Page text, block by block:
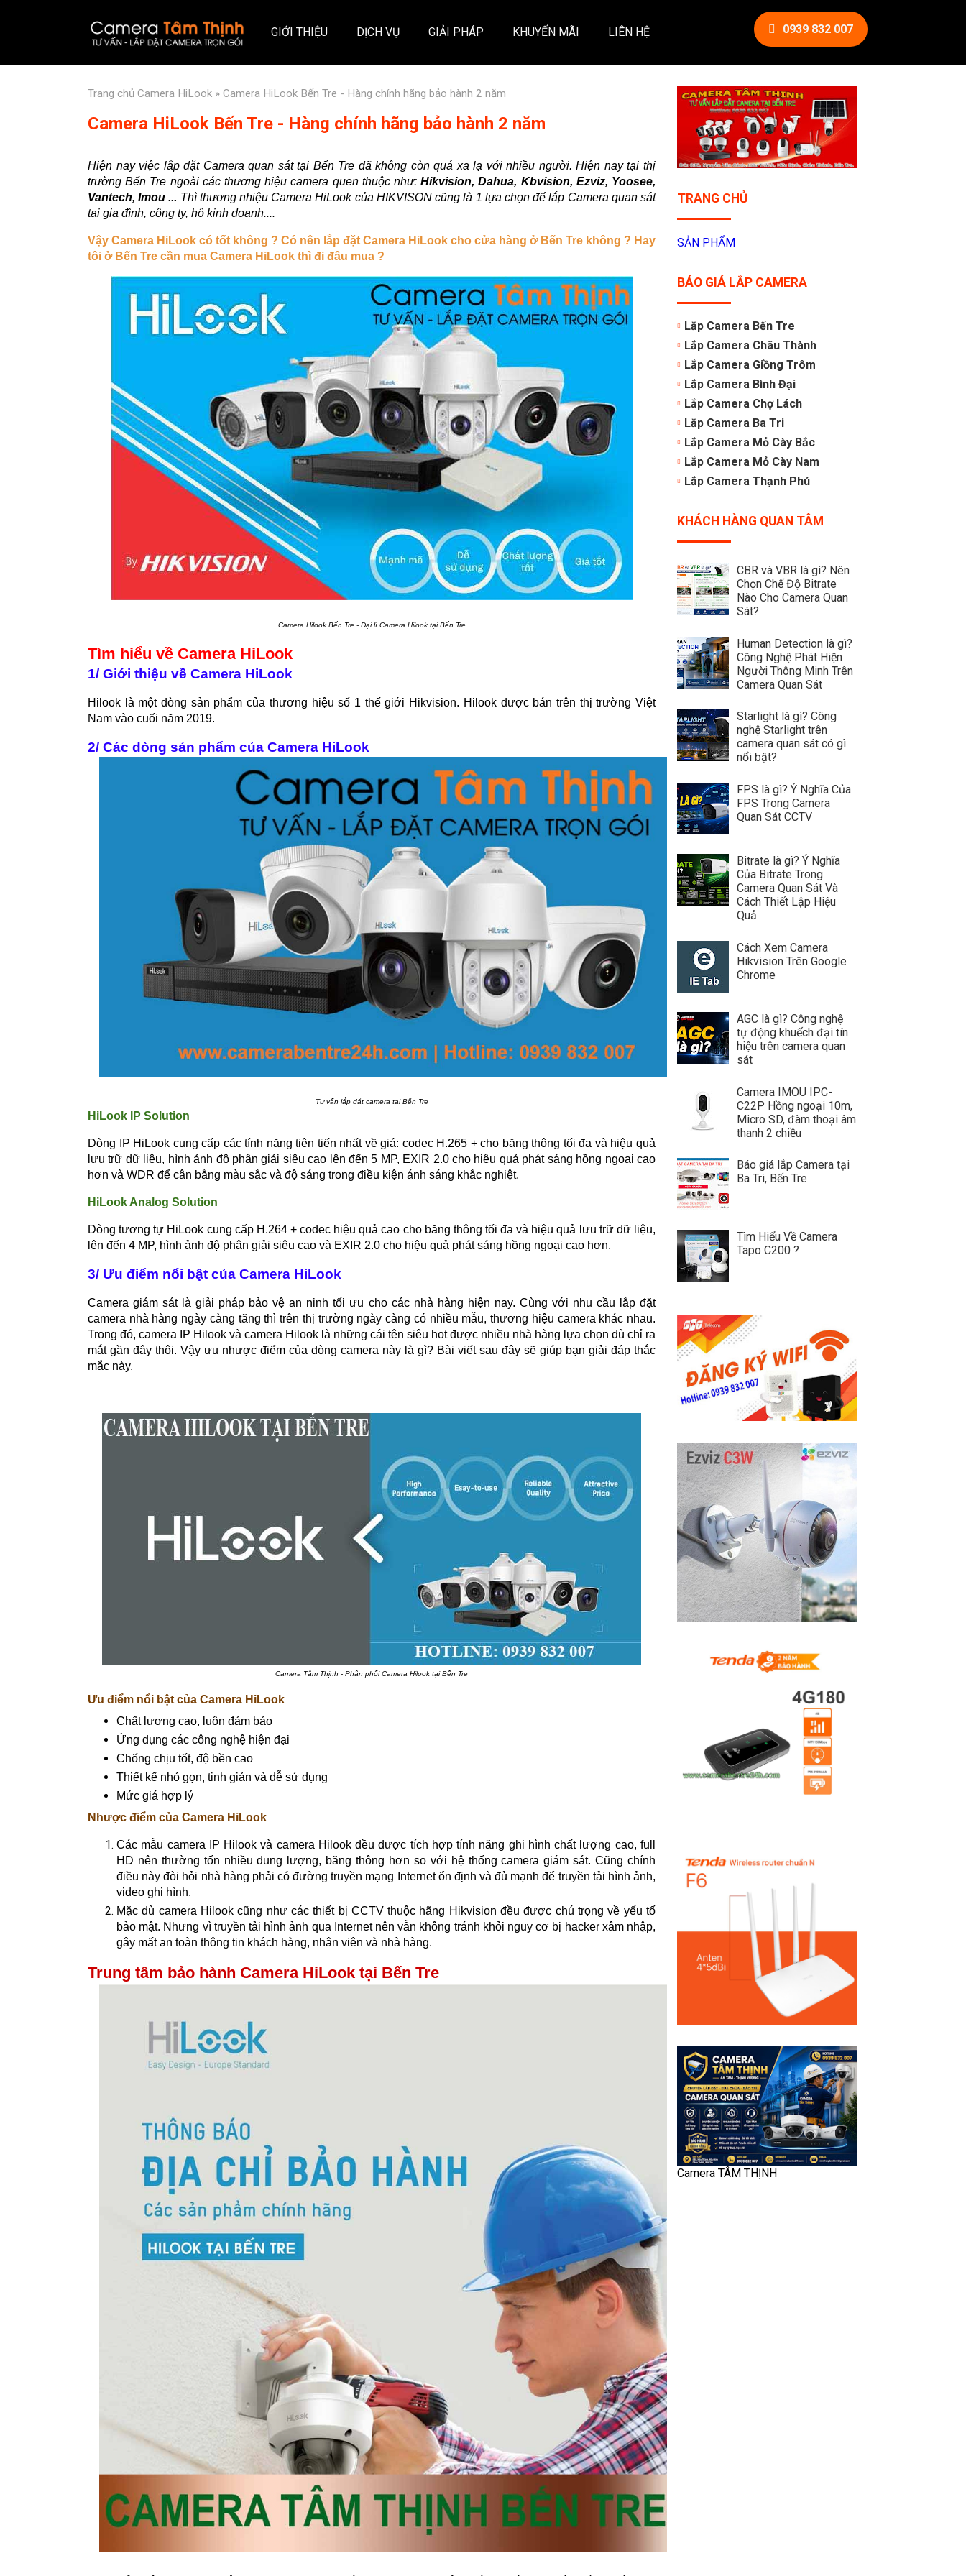
GIỚI THIỆU DỊCH VỤ GIẢI PHÁP KHUYẾN MÃI LIÊN HỆ 0939 832 007
Trang chủ Camera HiLook » Camera HiLook Bến Tre - Hàng chính hãng bảo hành 2 năm
Camera HiLook Bến Tre - Hàng chính hãng bảo hành 2 năm
Hiện nay việc lắp đặt Camera quan sát tại Bến Tre đã không còn quá xa lạ với nhiều người. Hiện nay tại thị
trường Bến Tre ngoài các thương hiệu camera quen thuộc như: Hikvision, Dahua, Kbvision, Ezviz, Yoosee,
Vantech, Imou ... Thì thương nhiệu Camera HiLook của HIKVISON cũng là 1 lựa chọn để lắp Camera quan sát
tại gia đình, công ty, hộ kinh doanh....
Vậy Camera HiLook có tốt không ? Có nên lắp đặt Camera HiLook cho cửa hàng ở Bến Tre không ? Hay
tôi ở Bến Tre cần mua Camera HiLook thì đi đâu mua ?
Camera Hilook Bến Tre - Đại lí Camera Hilook tại Bến Tre
Tìm hiểu về Camera HiLook
1/ Giới thiệu về Camera HiLook
Hilook là một dòng sản phẩm của thương hiệu số 1 thế giới Hikvision. Hilook được bán trên thị trường Việt
Nam vào cuối năm 2019.
2/ Các dòng sản phẩm của Camera HiLook
Tư vấn lắp đặt camera tại Bến Tre
HiLook IP Solution
Dòng IP HiLook cung cấp các tính năng tiên tiến nhất về giá: codec H.265 + cho băng thông tối đa và hiệu quả
lưu trữ dữ liệu, hình ảnh độ phân giải siêu cao lên đến 5 MP, EXIR 2.0 cho hiệu quả phát sáng hồng ngoại cao
hơn và WDR để cân bằng màu sắc và độ sáng trong điều kiện ánh sáng khắc nghiệt.
HiLook Analog Solution
Dòng tương tự HiLook cung cấp H.264 + codec hiệu quả cao cho băng thông tối đa và hiệu quả lưu trữ dữ liệu,
lên đến 4 MP, hình ảnh độ phân giải siêu cao và EXIR 2.0 cho hiệu quả phát sáng hồng ngoại cao hơn.
3/ Ưu điểm nổi bật của Camera HiLook
Camera giám sát là giải pháp bảo vệ an ninh tối ưu cho các nhà hàng hiện nay. Cùng với nhu cầu lắp đặt
camera nhà hàng ngày càng tăng thì trên thị trường ngày càng có nhiều mẫu, thương hiệu camera khác nhau.
Trong đó, camera IP Hilook và camera Hilook là những cái tên siêu hot được nhiều nhà hàng lựa chọn dù chỉ ra
mắt gần đây thôi. Vậy ưu nhược điểm của dòng camera này là gì? Bài viết sau đây sẽ giúp bạn giải đáp thắc
mắc này.
Camera Tâm Thịnh - Phân phối Camera Hilook tại Bến Tre
Ưu điểm nổi bật của Camera HiLook
Chất lượng cao, luôn đảm bảo
Ứng dụng các công nghệ hiện đại
Chống chịu tốt, độ bền cao
Thiết kế nhỏ gọn, tinh giản và dễ sử dụng
Mức giá hợp lý
Nhược điểm của Camera HiLook
Các mẫu camera IP Hilook và camera Hilook đều được tích hợp tính năng ghi hình chất lượng cao, full
HD nên thường tốn nhiều dung lượng, băng thông hơn so với hệ thống camera giám sát. Cũng chính
điều này đòi hỏi nhà hàng phải có đường truyền mạng Internet ổn định và đủ mạnh để truyền tải hình ảnh,
video ghi hình.
Mặc dù camera Hilook cũng như các thiết bị CCTV thuộc hãng Hikvision đều được chú trọng về yếu tố
bảo mật. Nhưng vì truyền tải hình ảnh qua Internet nên vẫn không tránh khỏi nguy cơ bị hacker xâm nhập,
gây mất an toàn thông tin khách hàng, nhân viên và nhà hàng.
Trung tâm bảo hành Camera HiLook tại Bến Tre
TRANG CHỦ
SẢN PHẨM
BÁO GIÁ LẮP CAMERA
Lắp Camera Bến Tre
Lắp Camera Châu Thành
Lắp Camera Giồng Trôm
Lắp Camera Bình Đại
Lắp Camera Chợ Lách
Lắp Camera Ba Tri
Lắp Camera Mỏ Cày Bắc
Lắp Camera Mỏ Cày Nam
Lắp Camera Thạnh Phú
KHÁCH HÀNG QUAN TÂM
CBR và VBR là gì? Nên
Chọn Chế Độ Bitrate
Nào Cho Camera Quan
Sát?
Human Detection là gì?
Công Nghệ Phát Hiện
Người Thông Minh Trên
Camera Quan Sát
Starlight là gì? Công
nghệ Starlight trên
camera quan sát có gì
nổi bật?
FPS là gì? Ý Nghĩa Của
FPS Trong Camera
Quan Sát CCTV
Bitrate là gì? Ý Nghĩa
Của Bitrate Trong
Camera Quan Sát Và
Cách Thiết Lập Hiệu
Quả
Cách Xem Camera
Hikvision Trên Google
Chrome
AGC là gì? Công nghệ
tự động khuếch đại tín
hiệu trên camera quan
sát
Camera IMOU IPC-
C22P Hồng ngoại 10m,
Micro SD, đàm thoại âm
thanh 2 chiều
Báo giá lắp Camera tại
Ba Tri, Bến Tre
Tìm Hiểu Về Camera
Tapo C200 ?
Camera TÂM THỊNH